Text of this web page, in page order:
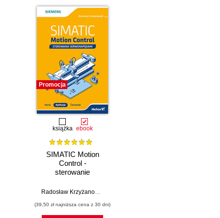
Promocja
książka ebook
SIMATIC Motion
Control -
sterowanie
Teoria. Aplikacje.Radosław Krzyżanowski
(39,50 zł najniższa cena z 30 dni)